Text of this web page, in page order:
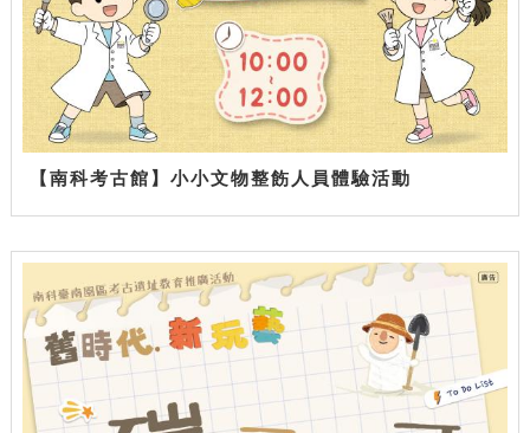
【南科考古館】小小文物整飭人員體驗活動